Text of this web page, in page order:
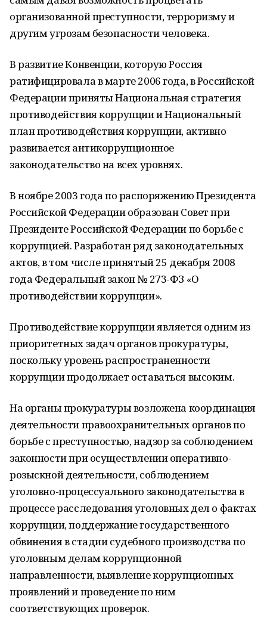
организованной преступности, терроризму и
другим угрозам безопасности человека.
В развитие Конвенции, которую Россия
ратифицировала в марте 2006 года, в Российской
Федерации приняты Национальная стратегия
противодействия коррупции и Национальный
план противодействия коррупции, активно
развивается антикоррупционное
законодательство на всех уровнях.
В ноябре 2003 года по распоряжению Президента
Российской Федерации образован Совет при
Президенте Российской Федерации по борьбе с
коррупцией. Разработан ряд законодательных
актов, в том числе принятый 25 декабря 2008
года Федеральный закон № 273-ФЗ «О
противодействии коррупции».
Противодействие коррупции является одним из
приоритетных задач органов прокуратуры,
поскольку уровень распространенности
коррупции продолжает оставаться высоким.
На органы прокуратуры возложена координация
деятельности правоохранительных органов по
борьбе с преступностью, надзор за соблюдением
законности при осуществлении оперативно-
розыскной деятельности, соблюдением
уголовно-процессуального законодательства в
процессе расследования уголовных дел о фактах
коррупции, поддержание государственного
обвинения в стадии судебного производства по
уголовным делам коррупционной
направленности, выявление коррупционных
проявлений и проведение по ним
соответствующих проверок.